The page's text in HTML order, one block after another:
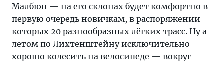
Малбюн — на его склонах будет комфортно в
первую очередь новичкам, в распоряжении
которых 20 разнообразных лёгких трасс. Ну а
летом по Лихтенштейну исключительно
хорошо колесить на велосипеде — вокруг